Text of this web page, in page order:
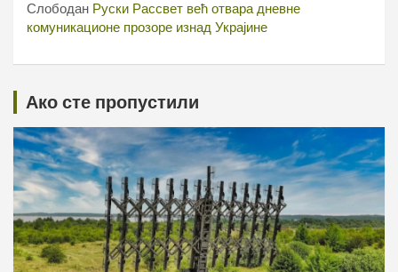
Слободан Руски Рассвет већ отвара дневне
комуникационе прозоре изнад Украјине
Ако сте пропустили